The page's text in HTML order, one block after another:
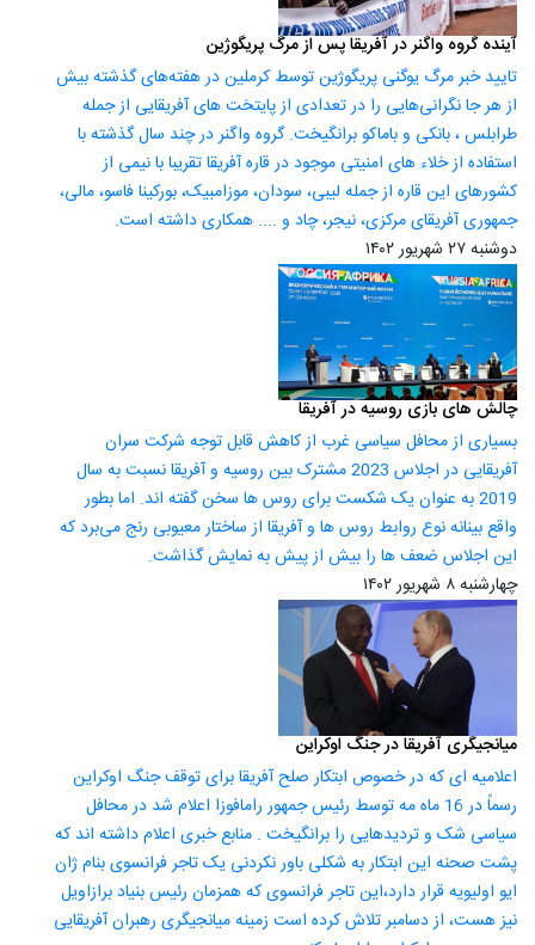
آینده گروه واگنر در آفریقا پس از مرگ پریگوژین
تایید خبر مرگ یوگنی پریگوژین توسط کرملین در هفته‌های گذشته بیش
از هر جا نگرانی‌هایی را در تعدادی از پایتخت های آفریقایی از جمله
طرابلس ، بانکی و باماکو برانگیخت. گروه واگنر در چند سال گذشته با
استفاده از خلاء های امنیتی موجود در قاره آفریقا تقریبا با نیمی از
کشورهای این قاره از جمله لیبی، سودان، موزامبیک، بورکینا فاسو، مالی،
جمهوری آفریقای مرکزی، نیجر، چاد و .... همکاری داشته است.
دوشنبه ۲۷ شهریور ۱۴۰۲
چالش های بازی روسیه در آفریقا
بسیاری از محافل سیاسی غرب از کاهش قابل توجه شرکت سران
آفریقایی در اجلاس 2023 مشترک بین روسیه و آفریقا نسبت به سال
2019 به عنوان یک شکست برای روس ها سخن گفته اند. اما بطور
واقع بینانه نوع روابط روس ها و آفریقا از ساختار معیوبی رنج می‌برد که
این اجلاس ضعف ها را بیش از پیش به نمایش گذاشت.
چهارشنبه ۸ شهریور ۱۴۰۲
میانجیگری آفریقا در جنگ اوکراین
اعلامیه ای که در خصوص ابتکار صلح آفریقا برای توقف جنگ اوکراین
رسماً در 16 ماه مه توسط رئیس جمهور رامافوزا اعلام شد در محافل
سیاسی شک و تردیدهایی را برانگیخت . منابع خبری اعلام داشته اند که
پشت صحنه این ابتکار به شکلی باور نکردنی یک تاجر فرانسوی بنام ژان
ایو اولیویه قرار دارد،این تاجر فرانسوی که همزمان رئیس بنیاد برازاویل
نیز هست، از دسامبر تلاش کرده است زمینه میانجیگری رهبران آفریقایی